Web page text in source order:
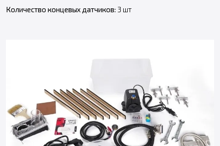
Количество концевых датчиков: 3 шт